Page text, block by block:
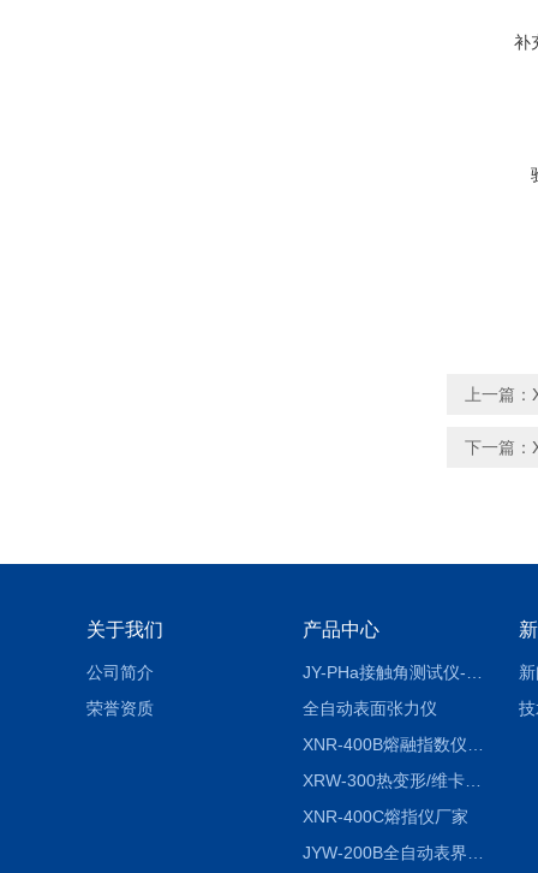
补
上一篇：
下一篇：
关于我们
公司简介
荣誉资质
产品中心
全自动表面张力仪
XRW-300热变形/维卡软化点温度测定仪
XNR-400C熔指仪厂家